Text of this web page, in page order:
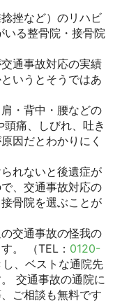
挫など）のリハビ
いる整骨院・接骨院
通事故対応の実績
いうとそうではあ
・背中・腰などの
痛、しびれ、吐き
因だとわかりにく
れないと後遺症が
、交通事故対応の
骨院を選ぶことが
交通事故の怪我の
。 （TEL： 0120-
、ベストな通院先
交通事故の通院に
ご相談も無料です